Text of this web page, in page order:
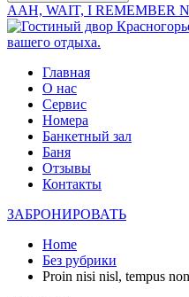
AAH, WAIT, I REMEMBER
Главная
О нас
Сервис
Номера
Банкетный зал
Баня
Отзывы
Контакты
ЗАБРОНИРОВАТЬ
Home
Без рубрики
Proin nisi nisl, tempus